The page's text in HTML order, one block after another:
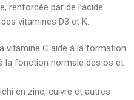
renforcée par de l’acide
vitamines D3 et K.
vitamine C aide à la formation
la fonction normale des os et
en zinc, cuivre et autres